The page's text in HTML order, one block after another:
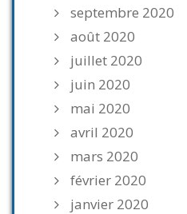
septembre 2020
août 2020
juillet 2020
juin 2020
mai 2020
avril 2020
mars 2020
février 2020
janvier 2020